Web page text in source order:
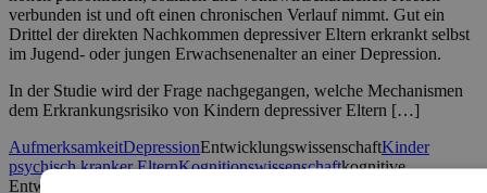
verbunden ist und oft einen chronischen Verlauf nimmt. Gut ein
Drittel der direkten Nachkommen depressiver Eltern erkrankt selbst
im Jugend- oder jungen Erwachsenenalter an einer Depression.
In der Studie wird der Frage nachgegangen, welche Mechanismen
dem Erkrankungsrisiko von Kindern depressiver Eltern […]
AufmerksamkeitDepressionEntwicklungswissenschaftKinder
psychisch kranker ElternKognitionswissenschaftkognitive
Entwicklung